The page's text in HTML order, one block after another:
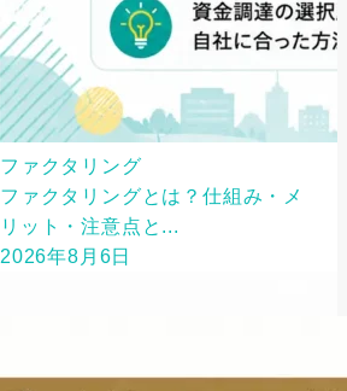
ファクタリング
ファクタリングとは？仕組み・メ
リット・注意点と...
2026年8月6日